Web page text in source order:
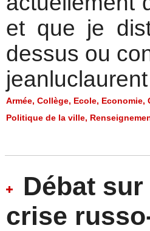
et que je
dessus ou
jeanluclaurent
Armée, Collège, Ecole, Economie,
Politique de la ville,
Débat
crise